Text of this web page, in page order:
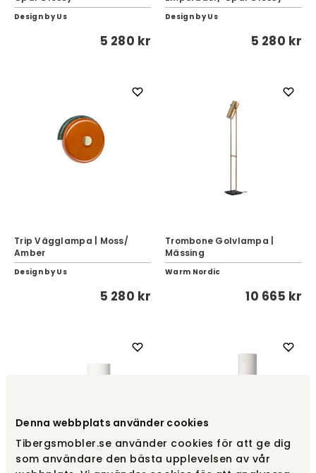
Denna webbplats använder cookies
Tibergsmobler.se använder cookies för att ge dig
som användare den bästa upplevelsen av vår
Design by Us
5 280 kr
Design by Us
5 280 kr
Trip Vägglampa | Moss/
Amber
Design by Us
5 280 kr
Trombone Golvlampa |
Mässing
Warm Nordic
10 665 kr